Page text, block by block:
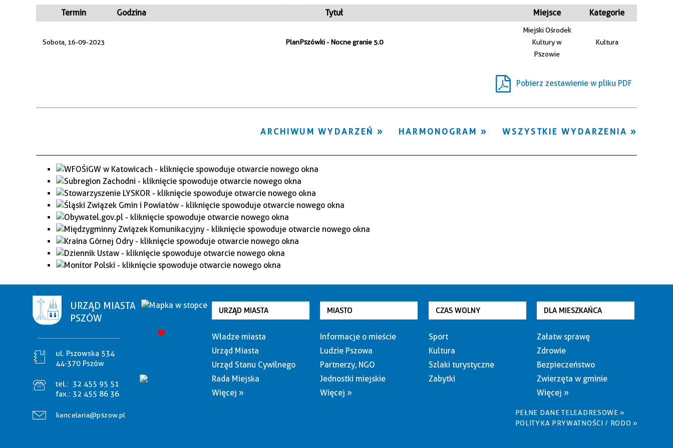
WAŻNE TELEFONY
"PSZOW.PL"
PRZESTRZENNE
Kategoria
Trwające w
Miejsce
ten
Termin Godzina Tytuł Miejsce Kategorie
Sobota, 16-09-2023 PlanPszówki - Nocne granie 5.0
Miejski Ośrodek
Kultury w
Pszowie
Kultura
Pobierz zestawienie w pliku PDF
WSZYSTKIE WYDARZENIA
HARMONOGRAM
ARCHIWUM WYDARZEŃ
URZĄD MIASTA
PSZÓW
ul. Pszowska 534
44-370 Pszów
tel.: 32 455 95 51
fax.: 32 455 86 36
kancelaria@pszow.pl
URZĄD MIASTA
Władze miasta
Urząd Miasta
Urząd Stanu Cywilnego
Rada Miejska
Więcej »
MIASTO
Informacje o mieście
Ludzie Pszowa
Partnerzy, NGO
Jednostki miejskie
Więcej »
CZAS WOLNY
Sport
Kultura
Szlaki turystyczne
Zabytki
DLA MIESZKAŃCA
Załatw sprawę
Zdrowie
Bezpieczeństwo
Zwierzęta w gminie
Więcej »
PEŁNE DANE TELEADRESOWE »
POLITYKA PRYWATNOŚCI / RODO »